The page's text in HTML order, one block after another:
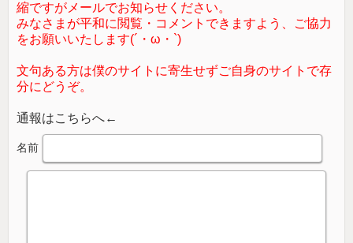
縮ですがメールでお知らせください。
みなさまが平和に閲覧・コメントできますよう、ご協力
をお願いいたします(´・ω・`)
文句ある方は僕のサイトに寄生せずご自身のサイトで存
分にどうぞ。
通報はこちらへ←
名前